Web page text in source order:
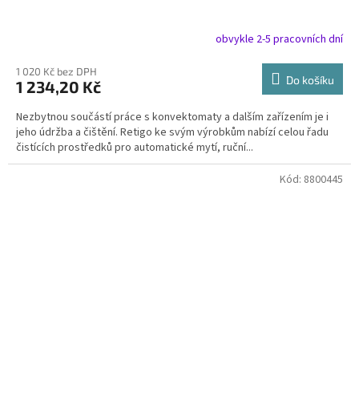
obvykle 2-5 pracovních dní
1 020 Kč bez DPH
1 234,20 Kč Do košíku
Nezbytnou součástí práce s konvektomaty a dalším zařízením je i
jeho údržba a čištění. Retigo ke svým výrobkům nabízí celou řadu
čistících prostředků pro automatické mytí, ruční...
Kód: 8800445